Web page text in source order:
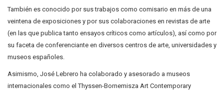
También es conocido por sus trabajos como comisario en más de una
veintena de exposiciones y por sus colaboraciones en revistas de arte
(en las que publica tanto ensayos críticos como artículos), así como por
su faceta de conferenciante en diversos centros de arte, universidades y
museos españoles.
Asimismo, José Lebrero ha colaborado y asesorado a museos
internacionales como el Thyssen-Bornemisza Art Contemporary